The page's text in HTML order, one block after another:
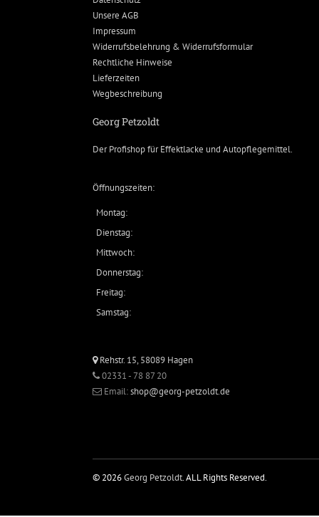
Unsere AGB
Impressum
Widerrufsbelehrung & Widerrufsformular
Rechtliche Hinweise
Lieferzeiten
Wegbeschreibung
Georg Petzoldt
Der Profishop fürEffektlacke und Autopflegemittel.
Öffnungszeiten:
Montag:
Dienstag:
Mittwoch:
Donnerstag:
Freitag:
Samstag:
Rehstr. 15, 58089 Hagen
02331 - 78 87 20
Email:shop@georg-petzoldt.de
© 2026Georg Petzoldt. ALL Rights Reserved.